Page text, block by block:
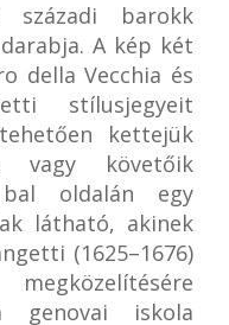
barokk
A kép két
della Vecchia és
stílusjegyeit
kettejük
vagy követőik
oldalán egy
látható, akinek
(1625–1676)
genovai iskola